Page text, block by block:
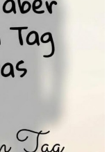
-
Anzeige